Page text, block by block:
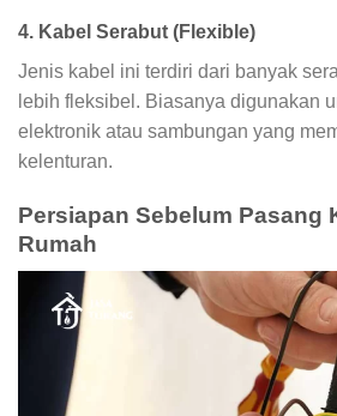
4. Kabel Serabut (Flexible)
Jenis kabel ini terdiri dari banyak
lebih fleksibel. Biasanya digunakan
elektronik atau sambungan yang
kelenturan.
Persiapan Sebelum Pasang
Rumah